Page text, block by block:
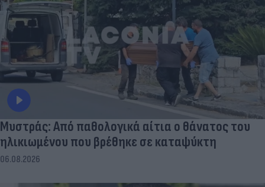
Μυστράς: Από παθολογικά αίτια ο θάνατος του
ηλικιωμένου που βρέθηκε σε καταψύκτη
06.08.2026